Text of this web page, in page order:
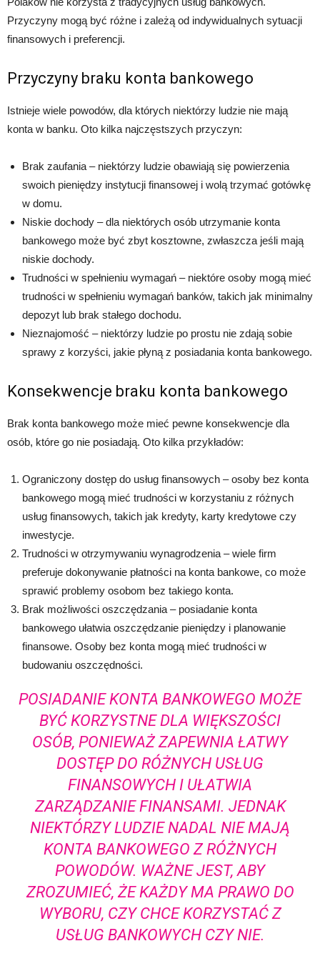
Przyczyny mogą być różne i zależą od indywidualnych sytuacji
finansowych i preferencji.
Przyczyny braku konta bankowego
Istnieje wiele powodów, dla których niektórzy ludzie nie mają
konta w banku. Oto kilka najczęstszych przyczyn:
Brak zaufania – niektórzy ludzie obawiają się powierzenia
swoich pieniędzy instytucji finansowej i wolą trzymać gotówkę
w domu.
Niskie dochody – dla niektórych osób utrzymanie konta
bankowego może być zbyt kosztowne, zwłaszcza jeśli mają
niskie dochody.
Trudności w spełnieniu wymagań – niektóre osoby mogą mieć
trudności w spełnieniu wymagań banków, takich jak minimalny
depozyt lub brak stałego dochodu.
Nieznajomość – niektórzy ludzie po prostu nie zdają sobie
sprawy z korzyści, jakie płyną z posiadania konta bankowego.
Konsekwencje braku konta bankowego
Brak konta bankowego może mieć pewne konsekwencje dla
osób, które go nie posiadają. Oto kilka przykładów:
Ograniczony dostęp do usług finansowych – osoby bez konta
bankowego mogą mieć trudności w korzystaniu z różnych
usług finansowych, takich jak kredyty, karty kredytowe czy
inwestycje.
Trudności w otrzymywaniu wynagrodzenia – wiele firm
preferuje dokonywanie płatności na konta bankowe, co może
sprawić problemy osobom bez takiego konta.
Brak możliwości oszczędzania – posiadanie konta
bankowego ułatwia oszczędzanie pieniędzy i planowanie
finansowe. Osoby bez konta mogą mieć trudności w
budowaniu oszczędności.
POSIADANIE KONTA BANKOWEGO MOŻE
BYĆ KORZYSTNE DLA WIĘKSZOŚCI
OSÓB, PONIEWAŻ ZAPEWNIA ŁATWY
DOSTĘP DO RÓŻNYCH USŁUG
FINANSOWYCH I UŁATWIA
ZARZĄDZANIE FINANSAMI. JEDNAK
NIEKTÓRZY LUDZIE NADAL NIE MAJĄ
KONTA BANKOWEGO Z RÓŻNYCH
POWODÓW. WAŻNE JEST, ABY
ZROZUMIEĆ, ŻE KAŻDY MA PRAWO DO
WYBORU, CZY CHCE KORZYSTAĆ Z
USŁUG BANKOWYCH CZY NIE.